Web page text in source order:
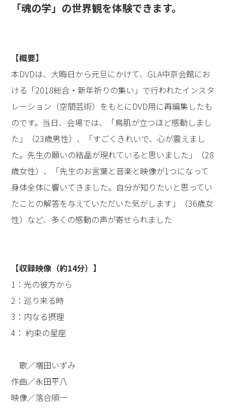
「魂の学」の世界観を体験できます。
【概要】
本DVDは、大晦日から元旦にかけて、GLA中京会館にお
ける「2018総合・新年祈りの集い」で行われたインスタ
レーション（空間芸術）をもとにDVD用に再編集したも
のです。当日、会場では、「鳥肌が立つほど感動しまし
た」（23歳男性）、「すごくきれいで、心が震えまし
た。先生の願いの結晶が現れていると思いました」（28
歳女性）、「先生のお言葉と音楽と映像が1つになって
身体全体に響いてきました。自分が知りたいと思ってい
たことの解答を与えていただいた気がします」（36歳女
性）など、多くの感動の声が寄せられました
【収録映像（約14分）】
1：光の彼方から
2：巡り来る時
3：内なる摂理
4： 約束の星座
歌／増田いずみ
作曲／永田平八
映像／落合順一